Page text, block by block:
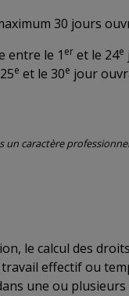
30 jours
entre le 1 er et le 24e
e et le 30e jour
un caractère
le calcul des
effectif ou
une ou